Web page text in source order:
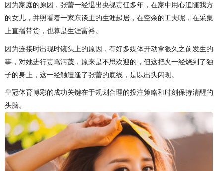
因为家庭的原因，张蕾一经退出央视责任多年，在家中用心追随我方
的女儿，并照看着一家东谈主的生涯起居，在空余的工夫呢，在采集
上直播带货，也算是生涯富裕。
因为连接时出现时镜头上的原因，有好多媒体开动拿很久之前发生的
事，对她进行责骂污蔑，原来是不思欢迎的，但这把火一经烧到了独
子的身上，这一经触遭逢了张蕾的底线，是以出头闪现。
皇冠体育博彩的成功关键在于规划合理的投注策略和时刻保持清醒的
头脑。